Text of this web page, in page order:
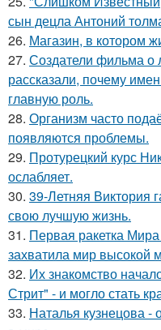
сын децла Антоний
26. Магазин, в котором
27. Создатели фильма о
рассказали, почему
главную роль.
28. Организм часто
появляются проблемы.
29. Протурецкий курс
ослабляет.
30. 39-Летняя Виктория
свою лучшую жизнь.
31. Первая ракетка
захватила мир высокой
32. Их знакомство
Стрит" - и могло стать
33. Наталья кузнецова